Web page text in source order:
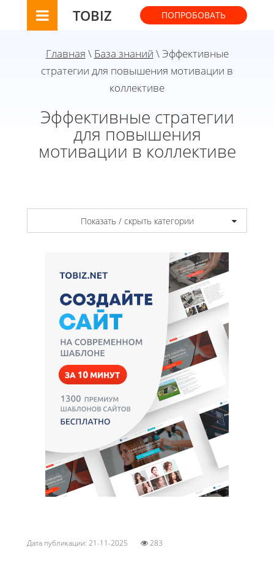
TOBIZ ПОПРОБОВАТЬ
Главная \ База знаний \ Эффективные
стратегии для повышения мотивации в
коллективе
Эффективные стратегии
для повышения
мотивации в коллективе
Показать / скрыть категории
Дата публикации: 21-11-2025 283